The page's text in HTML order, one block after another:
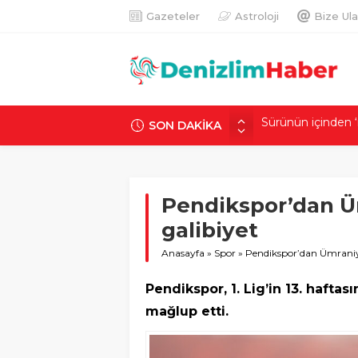
Gazeteler Astroloji Bize
SON DAKİKA
500 kişi yaşıyor,
İstanbul’un
2 daireyi küle
Pendikspor’dan
galibiyet
Anasayfa » Spor » Pendikspor’dan
Pendikspor, 1. Lig’in 13.
mağlup etti.